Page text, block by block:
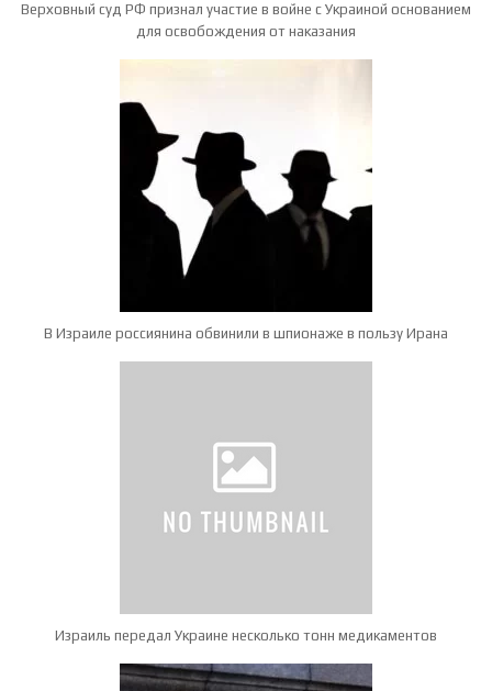
Верховный суд РФ признал участие в войне с Украиной основанием
для освобождения от наказания
В Израиле россиянина обвинили в шпионаже в пользу Ирана
Израиль передал Украине несколько тонн медикаментов